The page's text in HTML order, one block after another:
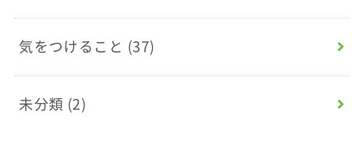
気をつけること (37)
未分類 (2)